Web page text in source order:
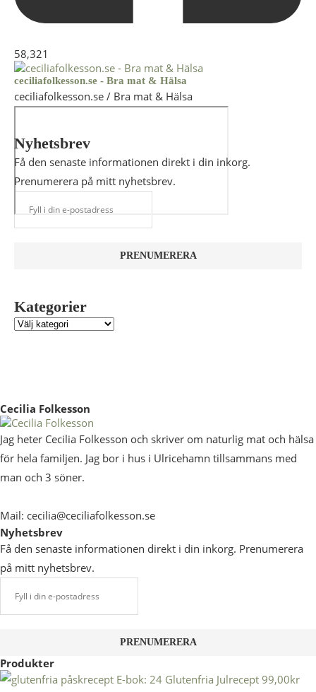
58,321
ceciliafolkesson.se - Bra mat & Hälsa
ceciliafolkesson.se / Bra mat & Hälsa
Nyhetsbrev
Få den senaste informationen direkt i din inkorg.
Prenumerera på mitt nyhetsbrev.
Kategorier
Cecilia Folkesson
Jag heter Cecilia Folkesson och skriver om naturlig mat och hälsa
för hela familjen. Jag bor i hus i Ulricehamn tillsammans med
man och 3 söner.
Mail: cecilia@ceciliafolkesson.se
Nyhetsbrev
Få den senaste informationen direkt i din inkorg. Prenumerera
på mitt nyhetsbrev.
Produkter
E-bok: 24 Glutenfria Julrecept 99,00kr